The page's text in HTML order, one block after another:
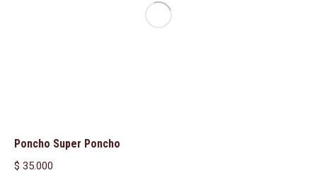
Poncho Super Poncho
$ 35.000